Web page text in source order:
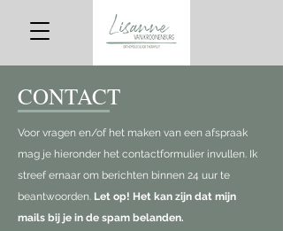
CONTACT
Voor vragen en/of het maken van een afspraak
mag je hieronder het contactformulier invullen. Ik
streef ernaar om berichten binnen 24 uur te
beantwoorden. Let op! Het kan zijn dat mijn
mails bij je in de spam belanden.